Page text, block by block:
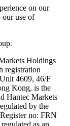
on our
our use of
Holdings
registration
4609, 46/F
Kong, is the
Hantec Markets
by the
no: FRN
as an